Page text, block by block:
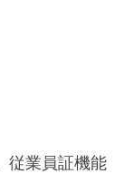
従業員証機能